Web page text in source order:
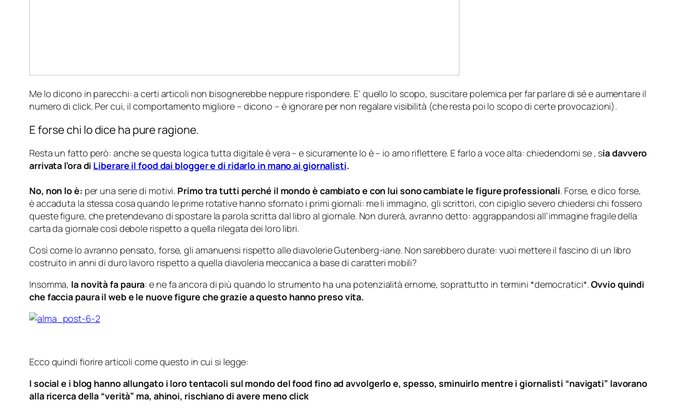
Me lo dicono in parecchi: a certi articoli non bisognerebbe neppure rispondere. E’ quello lo scopo, suscitare polemica per far parlare di sé e aumentare il
numero di click. Per cui, il comportamento migliore – dicono – è ignorare per non regalare visibilità (che resta poi lo scopo di certe provocazioni).
E forse chi lo dice ha pure ragione.
Resta un fatto però: anche se questa logica tutta digitale è vera – e sicuramente lo è – io amo riflettere. E farlo a voce alta: chiedendomi se , sia davvero
arrivata l’ora di Liberare il food dai blogger e di ridarlo in mano ai giornalisti.
No, non lo è: per una serie di motivi. Primo tra tutti perché il mondo è cambiato e con lui sono cambiate le figure professionali. Forse, e dico forse,
è accaduta la stessa cosa quando le prime rotative hanno sfornato i primi giornali: me li immagino, gli scrittori, con cipiglio severo chiedersi chi fossero
queste figure, che pretendevano di spostare la parola scritta dal libro al giornale. Non durerà, avranno detto: aggrappandosi all’immagine fragile della
carta da giornale così debole rispetto a quella rilegata dei loro libri.
Così come lo avranno pensato, forse, gli amanuensi rispetto alle diavolerie Gutenberg-iane. Non sarebbero durate: vuoi mettere il fascino di un libro
costruito in anni di duro lavoro rispetto a quella diavoleria meccanica a base di caratteri mobili?
Insomma, la novità fa paura: e ne fa ancora di più quando lo strumento ha una potenzialità ernome, soprattutto in termini *democratici*.Ovvio quindi
che faccia paura il web e le nuove figure che grazie a questo hanno preso vita.
Ecco quindi fiorire articoli come questo in cui si legge:
I social e i blog hanno allungato i loro tentacoli sul mondo del food fino ad avvolgerlo e, spesso, sminuirlo mentre i giornalisti “navigati” lavorano
alla ricerca della “verità” ma, ahinoi, rischiano di avere meno click